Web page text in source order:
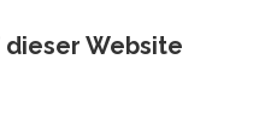
Website